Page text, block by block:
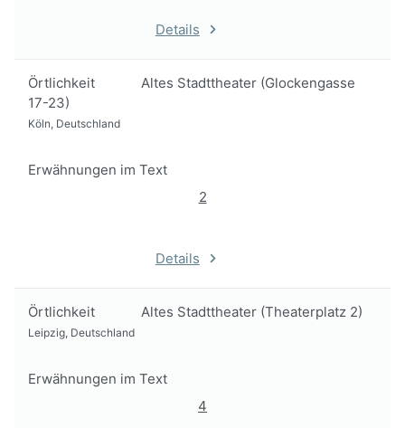
Details
Örtlichkeit
Altes Stadttheater (Glockengasse
17-23)
Köln, Deutschland
Erwähnungen im Text
2
Details
Örtlichkeit Altes Stadttheater (Theaterplatz 2)
Leipzig, Deutschland
Erwähnungen im Text
4